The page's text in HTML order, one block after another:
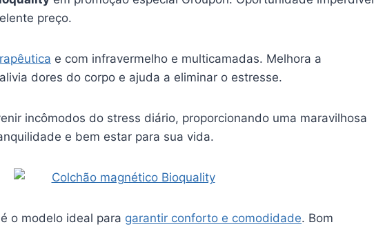
preço.
e com infravermelho e multicamadas. Melhora a
dores do corpo e ajuda a eliminar o estresse.
incômodos do stress diário, proporcionando uma maravilhosa
e bem estar para sua vida.
o modelo ideal para garantir conforto e comodidade. Bom